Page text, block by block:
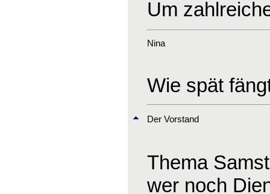
Um
Nina
Wie spät
Der Vorstand
Thema
wer noch